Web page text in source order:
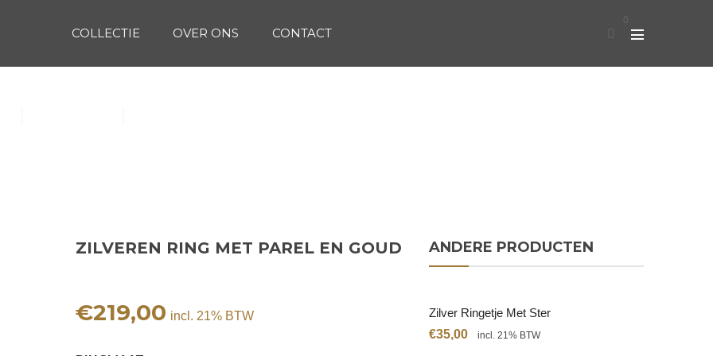
COLLECTIE OVER ONS CONTACT
0
ZILVEREN RING MET PAREL EN GOUD
€219,00 incl. 21% BTW
ANDERE PRODUCTEN
Zilver Ringetje Met Ster
€35,00 incl. 21% BTW